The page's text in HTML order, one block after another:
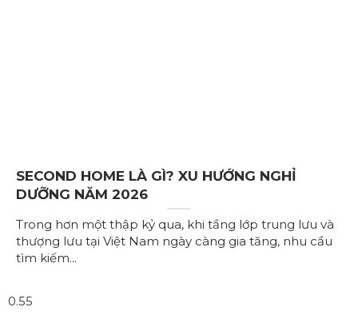
SECOND HOME LÀ GÌ? XU HƯỚNG NGHỈ
DƯỠNG NĂM 2026
Trong hơn một thập kỷ qua, khi tầng lớp trung lưu và
thượng lưu tại Việt Nam ngày càng gia tăng, nhu cầu
tìm kiếm